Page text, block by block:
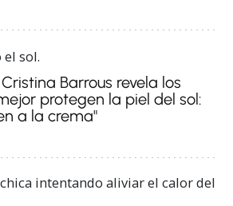
Barrous revela los
protegen la piel del sol:
a la crema"